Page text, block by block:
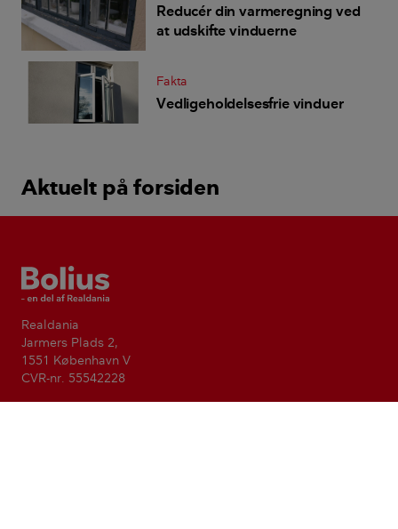
Reducér din varmeregning ved
at udskifte vinduerne
Fakta
Vedligeholdelsesfrie vinduer
Aktuelt på forsiden
Bolius
Realdania
Jarmers Plads 2,
1551 København V
CVR-nr. 55542228